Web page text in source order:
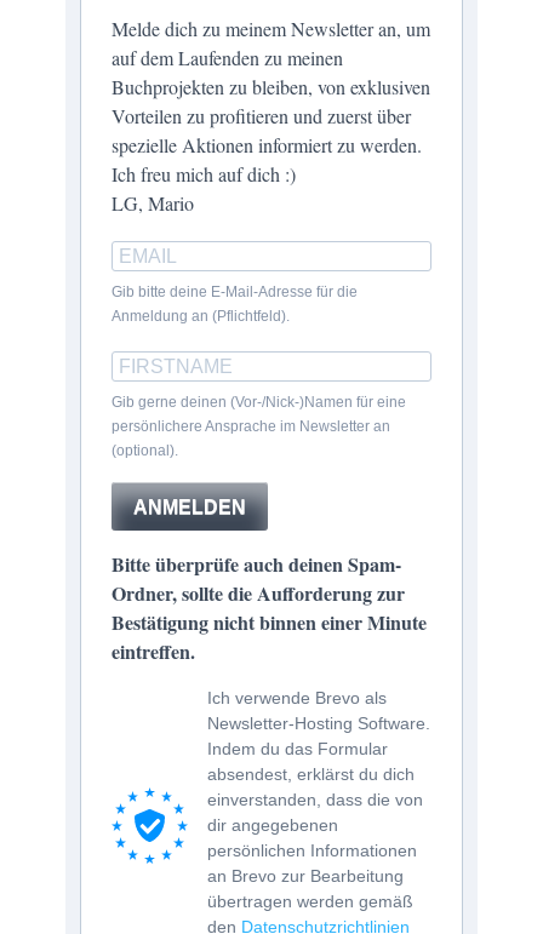
Melde dich zu meinem Newsletter an, um
auf dem Laufenden zu meinen
Buchprojekten zu bleiben, von exklusiven
Vorteilen zu profitieren und zuerst über
spezielle Aktionen informiert zu werden.
Ich freu mich auf dich :)
LG, Mario
Gib bitte deine E-Mail-Adresse für die
Anmeldung an (Pflichtfeld).
Gib gerne deinen (Vor-/Nick-)Namen für eine
persönlichere Ansprache im Newsletter an
(optional).
ANMELDEN
Bitte überprüfe auch deinen Spam-
Ordner, sollte die Aufforderung zur
Bestätigung nicht binnen einer Minute
eintreffen.
Ich verwende Brevo als
Newsletter-Hosting Software.
Indem du das Formular
absendest, erklärst du dich
einverstanden, dass die von
dir angegebenen
persönlichen Informationen
an Brevo zur Bearbeitung
übertragen werden gemäß
den Datenschutzrichtlinien